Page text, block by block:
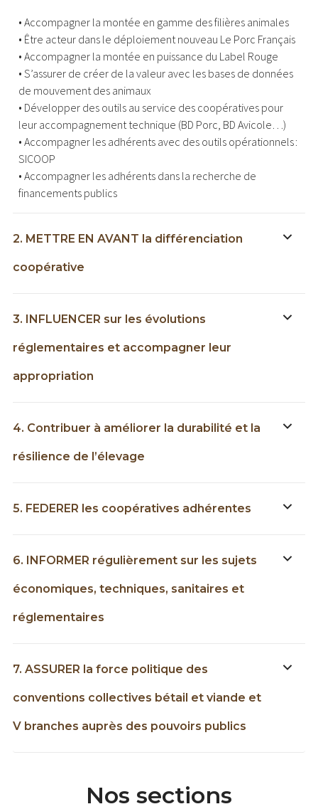
• Accompagner la montée en gamme des filières animales
• Être acteur dans le déploiement nouveau Le Porc Français
• Accompagner la montée en puissance du Label Rouge
• S’assurer de créer de la valeur avec les bases de données
de mouvement des animaux
• Développer des outils au service des coopératives pour
leur accompagnement technique (BD Porc, BD Avicole…)
• Accompagner les adhérents avec des outils opérationnels :
SICOOP
• Accompagner les adhérents dans la recherche de
financements publics
2. METTRE EN AVANT la différenciation
coopérative
3. INFLUENCER sur les évolutions
réglementaires et accompagner leur
appropriation
4. Contribuer à améliorer la durabilité et la
résilience de l’élevage
5. FEDERER les coopératives adhérentes
6. INFORMER régulièrement sur les sujets
économiques, techniques, sanitaires et
réglementaires
7. ASSURER la force politique des
conventions collectives bétail et viande et
V branches auprès des pouvoirs publics
Nos sections